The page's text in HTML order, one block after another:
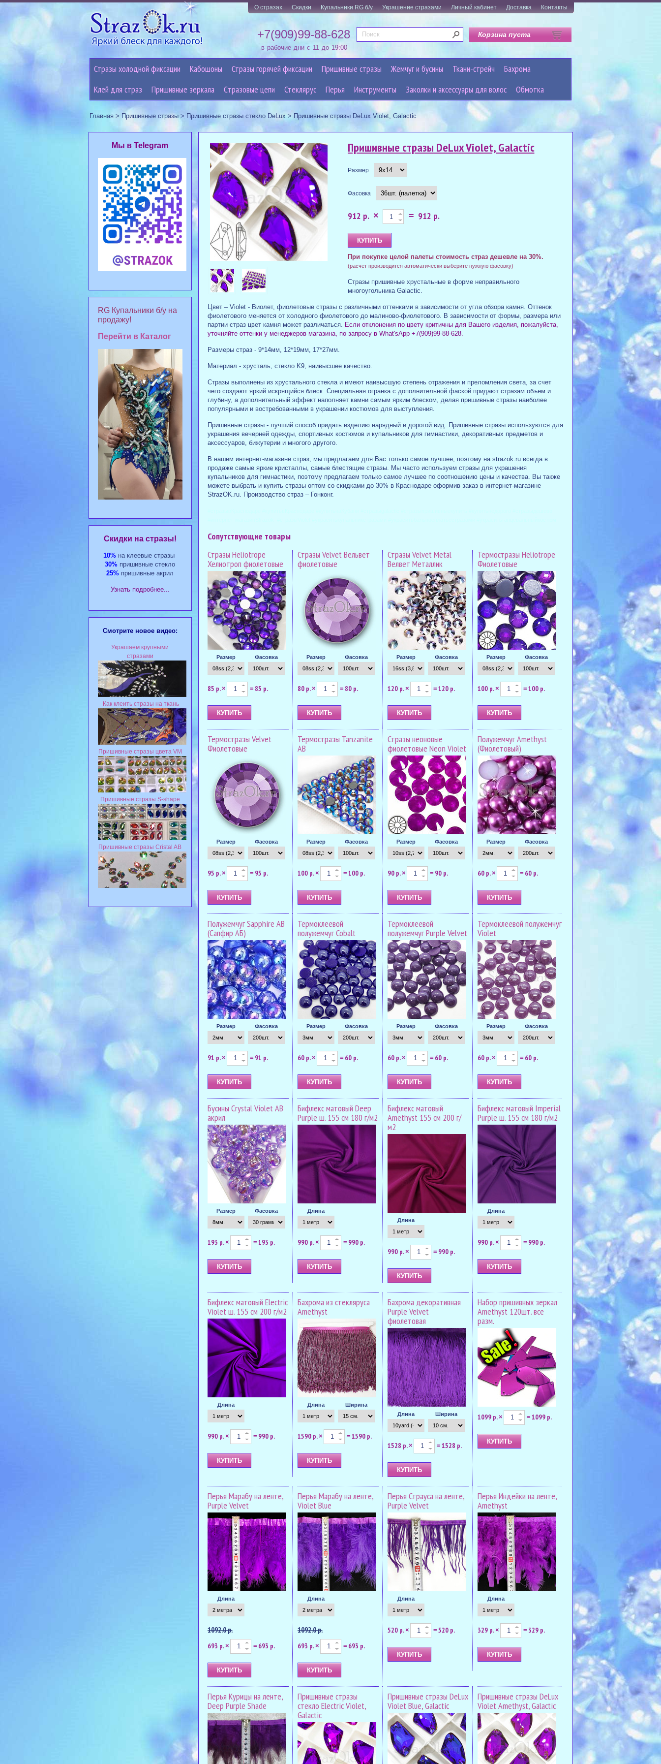
О стразах Скидки Купальники RG б/у Украшение стразами Личный кабинет Доставка Контакты
+7(909)99-88-628
в рабочие дни с 11 до 19:00
Корзина пуста
Стразы холодной фиксации Кабошоны Стразы горячей фиксации Пришивные стразы Жемчуг и бусины Ткани-стрейч
Бахрома
Клей для страз
Пришивные зеркала Cтразовые цепи Стеклярус Перья Инструменты Заколки и аксессуары для волос Обмотка
Главная > Пришивные стразы > Пришивные стразы стекло DeLux > Пришивные стразы DeLux Violet, Galactic
Пришивные стразы DeLux Violet, Galactic
Размер
Фасовка
912 р. × = 912 р.
При покупке целой палеты стоимость страз дешевле на 30%.
(расчет производится автоматически выберите нужную фасовку)
Стразы пришивные хрустальные в форме неправильного
многоугольника Galactic.
Цвет – Violet - Виолет, фиолетовые стразы с различными оттенками в зависимости от угла обзора камня. Оттенок
фиолетового меняется от холодного фиолетового до малиново-фиолетового. В зависимости от формы, размера или
партии страз цвет камня может различаться. Если отклонения по цвету критичны для Вашего изделия, пожалуйста,
уточняйте оттенки у менеджеров магазина, по запросу в What'sApp +7(909)99-88-628.
Размеры страз - 9*14мм, 12*19мм, 17*27мм.
Материал - хрусталь, стекло K9, наивысшее качество.
Стразы выполнены из хрустального стекла и имеют наивысшую степень отражения и преломления света, за счет
чего создают яркий искрящийся блеск. Специальная огранка с дополнительной фаской придают стразам объем и
глубину, а дополнительный эффект наполняет камни самым ярким блеском, делая пришивные стразы наиболее
популярными и востребованными в украшении костюмов для выступления.
Пришивные стразы - лучший способ придать изделию нарядный и дорогой вид. Пришивные стразы используются для
украшения вечерней одежды, спортивных костюмов и купальников для гимнастики, декоративных предметов и
аксессуаров, бижутерии и многого другого.
В нашем интернет-магазине страз, мы предлагаем для Вас только самое лучшее, поэтому на strazok.ru всегда в
продаже самые яркие кристаллы, самые блестящие стразы. Мы часто используем стразы для украшения
купальников для гимнастики, поэтому предлагаем только самое лучшее по соотношению цены и качества. Вы также
можете выбрать и купить стразы оптом со скидками до 30% в Краснодаре оформив заказ в интернет-магазине
StrazOK.ru. Производство страз – Гонконг.
Сопутствующие товары
Стразы Heliotrope
Хелиотроп фиолетовые
Размер Фасовка
85 р.× = 85 р.
Стразы Velvet Вельвет
фиолетовые
Размер Фасовка
80 р.× = 80 р.
Стразы Velvet Metal
Велвет Металлик
Размер Фасовка
120 р.× = 120 р.
Термостразы Heliotrope
Фиолетовые
Размер Фасовка
100 р.× = 100 р.
Термостразы Velvet
Фиолетовые
Размер Фасовка
95 р.× = 95 р.
Термостразы Tanzanite
AB
Размер Фасовка
100 р.× = 100 р.
Стразы неоновые
фиолетовые Neon Violet
Размер Фасовка
90 р.× = 90 р.
Полужемчуг Amethyst
(Фиолетовый)
Размер Фасовка
60 р.× = 60 р.
Полужемчуг Sapphire AB
(Сапфир АБ)
Размер Фасовка
91 р.× = 91 р.
Термоклеевой
полужемчуг Cobalt
Размер Фасовка
60 р.× = 60 р.
Термоклеевой
полужемчуг Purple Velvet
Размер Фасовка
60 р.× = 60 р.
Термоклеевой полужемчуг
Violet
Размер Фасовка
60 р.× = 60 р.
Бусины Crystal Violet AB
акрил
Размер Фасовка
193 р.× = 193 р.
Бифлекс матовый Deep
Purple ш. 155 см 180 г/м2
Длина
990 р.× = 990 р.
Бифлекс матовый
Amethyst 155 см 200 г/
м2
Длина
990 р.× = 990 р.
Бифлекс матовый Imperial
Рurple ш. 155 см 180 г/м2
Длина
990 р.× = 990 р.
Бифлекс матовый Electric
Violet ш. 155 см 200 г/м2
Длина
990 р.× = 990 р.
Бахрома из стекляруса
Amethyst
Длина Ширина
1590 р.× = 1590 р.
Бахрома декоративная
Purple Velvet
фиолетовая
Длина Ширина
1528 р.× = 1528 р.
Набор пришивных зеркал
Amethyst 120шт. все
разм.
1099 р.× = 1099 р.
Перья Марабу на ленте,
Purple Velvet
Длина
1092.0 р.
693 р.× = 693 р.
Перья Марабу на ленте,
Violet Blue
Длина
1092.0 р.
693 р.× = 693 р.
Перья Страуса на ленте,
Purple Velvet
Длина
520 р.× = 520 р.
Перья Индейки на ленте,
Amethyst
Длина
329 р.× = 329 р.
Перья Курицы на ленте,
Deep Purple Shade
Пришивные стразы
стекло Electric Violet,
Galactic
Пришивные стразы DeLux
Violet Blue, Galactic
Пришивные стразы DeLux
Violet Amethyst, Galactic
Мы в Telegram
RG Купальники б/у на
продажу!
Перейти в Каталог
Cкидки на стразы!
10% на клеевые стразы
30% пришивные стекло
25% пришивные акрил
Узнать подробнее...
Смотрите новое видео:
Украшаем крупными
стразами
Как клеить стразы на ткань
Пришивные стразы цвета VM
Пришивные стразы S-shape
Пришивные стразы Cristal AB